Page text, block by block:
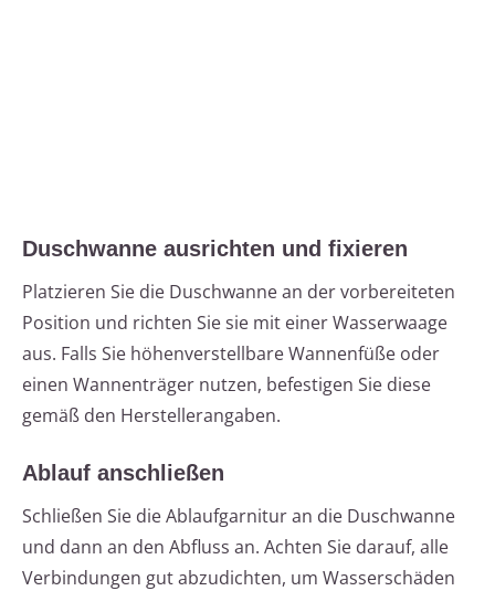
Duschwanne ausrichten und fixieren
Platzieren Sie die Duschwanne an der vorbereiteten
Position und richten Sie sie mit einer Wasserwaage
aus. Falls Sie höhenverstellbare Wannenfüße oder
einen Wannenträger nutzen, befestigen Sie diese
gemäß den Herstellerangaben.
Ablauf anschließen
Schließen Sie die Ablaufgarnitur an die Duschwanne
und dann an den Abfluss an. Achten Sie darauf, alle
Verbindungen gut abzudichten, um Wasserschäden